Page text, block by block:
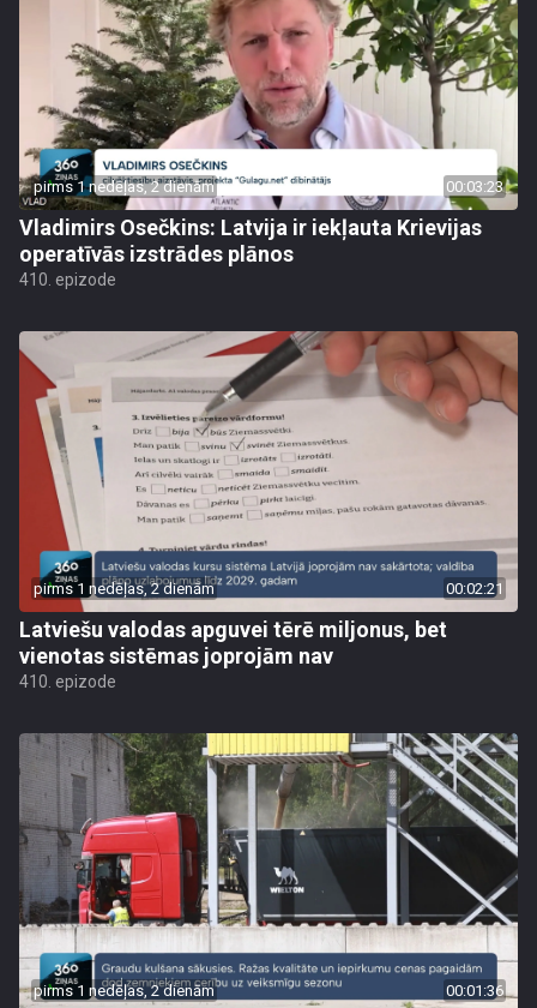
pirms 1 nedēļas, 2 dienām 00:03:23
Vladimirs Osečkins: Latvija ir iekļauta Krievijas
operatīvās izstrādes plānos
410. epizode
pirms 1 nedēļas, 2 dienām 00:02:21
Latviešu valodas apguvei tērē miljonus, bet
vienotas sistēmas joprojām nav
410. epizode
pirms 1 nedēļas, 2 dienām 00:01:36